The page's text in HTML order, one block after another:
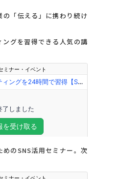
「伝える」に携わり続け
グを習得できる人気の講
のSNS活用セミナー。次